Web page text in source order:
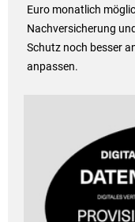
Euro monatlich
Nachversicherung
Schutz noch besser
anpassen.